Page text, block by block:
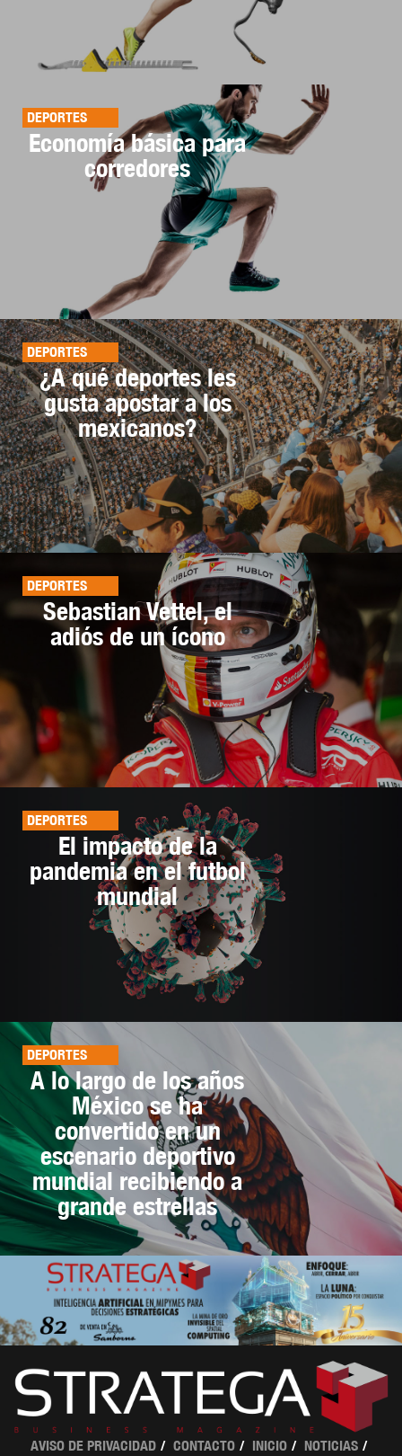
DEPORTES
Economía básica para
corredores
DEPORTES
¿A qué deportes les
gusta apostar a los
mexicanos?
DEPORTES
Sebastian Vettel, el
adiós de un ícono
DEPORTES
El impacto de la
pandemia en el futbol
mundial
DEPORTES
A lo largo de los años
México se ha
convertido en un
escenario deportivo
mundial recibiendo a
grande estrellas
AVISO DE PRIVACIDAD CONTACTO INICIO NOTICIAS